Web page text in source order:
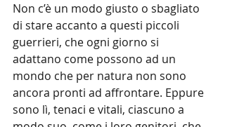
Non c’è un modo giusto o sbagliato
di stare accanto a questi piccoli
guerrieri, che ogni giorno si
adattano come possono ad un
mondo che per natura non sono
ancora pronti ad affrontare. Eppure
sono lì, tenaci e vitali, ciascuno a